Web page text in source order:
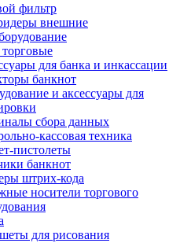
фильтр
внешние
для банка и инкассации
банкнот
и аксессуары для
сбора данных
кассовая техника
пистолеты
банкнот
штрих-кода
носители торгового
для рисования